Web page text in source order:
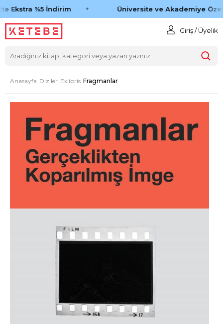
Ekstra %5 İndirim Üniversite ve Akademiye Özel
Giriş / Üyelik
Anasayfa Diziler Exlibris Fragmanlar